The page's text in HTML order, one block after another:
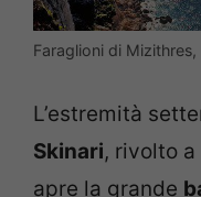
Faraglioni di
L’estremità
Skinari, rivolto
apre la grande